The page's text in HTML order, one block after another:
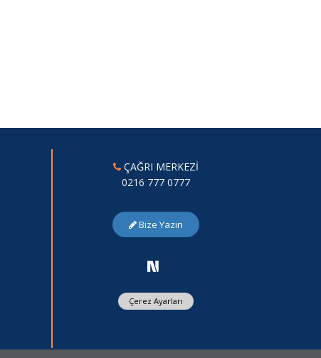
ÇAĞRI MERKEZİ
0216 777 0777
Bize Yazın
Çerez Ayarları